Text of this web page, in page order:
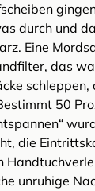
durch und
Eine
das
schleppen,
50
die
unruhige